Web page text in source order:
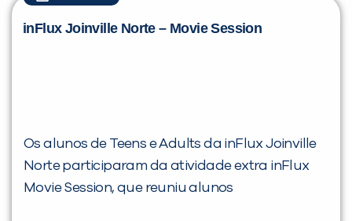
inFlux Joinville Norte – Movie Session
Os alunos de Teens e Adults da inFlux Joinville
Norte participaram da atividade extra inFlux
Movie Session, que reuniu alunos